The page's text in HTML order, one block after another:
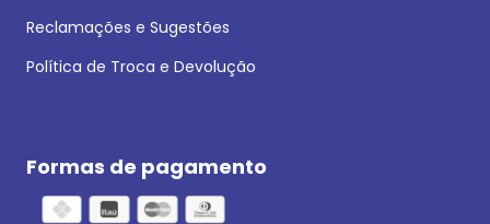
Reclamações e Sugestões
Política de Troca e Devolução
Formas de pagamento